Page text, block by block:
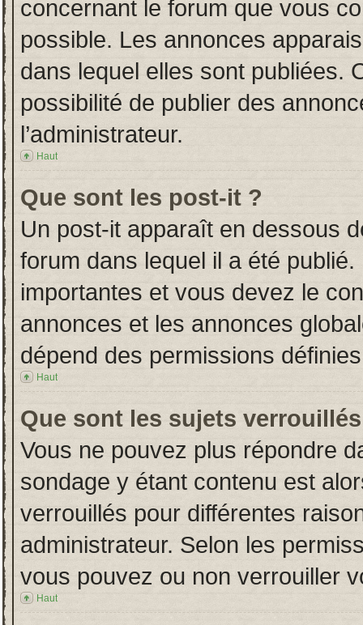
concernant le forum que vous
possible. Les annonces
dans lequel elles sont publiées.
possibilité de publier des
l’administrateur.
Haut
Que sont les post-it ?
Un post-it apparaît en dessous
forum dans lequel il a été
importantes et vous devez le
annonces et les annonces
dépend des permissions
Haut
Que sont les sujets
Vous ne pouvez plus répondre
sondage y étant contenu est
verrouillés pour différentes
administrateur. Selon les
vous pouvez ou non verrouiller
Haut